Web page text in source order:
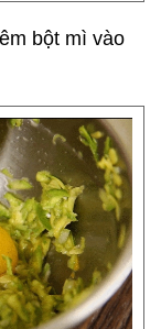
bột mì vào